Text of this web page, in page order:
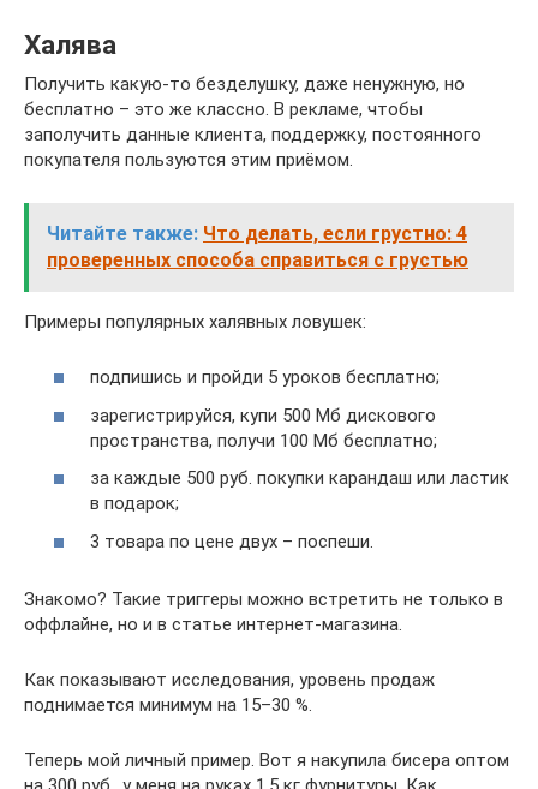
Халява
Получить какую-то безделушку, даже ненужную, но
бесплатно – это же классно. В рекламе, чтобы
заполучить данные клиента, поддержку, постоянного
покупателя пользуются этим приёмом.
Читайте также: Что делать, если грустно: 4
проверенных способа справиться с грустью
Примеры популярных халявных ловушек:
подпишись и пройди 5 уроков бесплатно;
зарегистрируйся, купи 500 Мб дискового
пространства, получи 100 Мб бесплатно;
за каждые 500 руб. покупки карандаш или ластик
в подарок;
3 товара по цене двух – поспеши.
Знакомо? Такие триггеры можно встретить не только в
оффлайне, но и в статье интернет-магазина.
Как показывают исследования, уровень продаж
поднимается минимум на 15–30 %.
Теперь мой личный пример. Вот я накупила бисера оптом